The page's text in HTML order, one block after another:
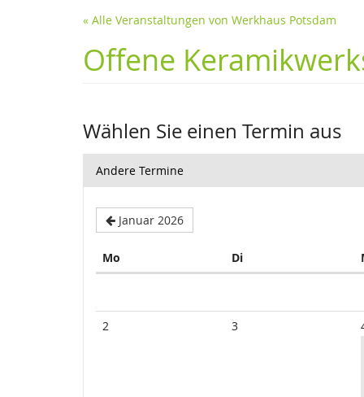
« Alle Veranstaltungen von Werkhaus Potsdam
Offene
Wählen Sie einen Termin aus
Andere Termine
Januar 2026
Mo DiDienstag
2 3